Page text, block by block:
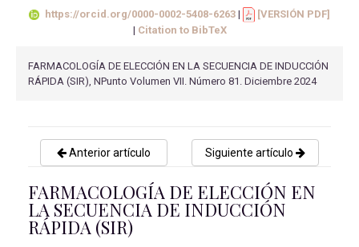
https://orcid.org/0000-0002-5408-6263|
[VERSIÓN PDF]
| Citation to BibTeX
FARMACOLOGÍA DE ELECCIÓN EN LA SECUENCIA DE INDUCCIÓN
RÁPIDA (SIR), NPunto Volumen VII. Número 81. Diciembre 2024
Anterior artículo Siguiente artículo
FARMACOLOGÍA DE ELECCIÓN EN
LA SECUENCIA DE INDUCCIÓN
RÁPIDA (SIR)